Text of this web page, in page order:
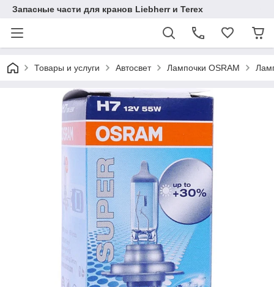
Запасные части для кранов Liebherr и Terex
Товары и услуги Автосвет Лампочки OSRAM